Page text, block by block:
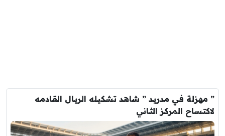
” مهزلة في مدريد ” شاهد تشكيله الريال القادمه
لاكتساح المركز الثاني